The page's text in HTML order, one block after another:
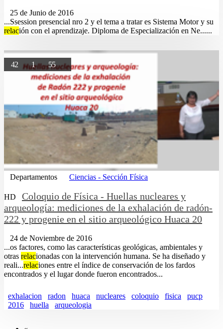
25 de Junio de 2016
...Ssession presencial nro 2 y el tema a tratar es Sistema Motor y su
relación con el aprendizaje. Diploma de Especialización en Ne......
42 155
Departamentos Ciencias - Sección Física
HD
Coloquio de Física - Huellas nucleares y
arqueología: mediciones de la exhalación de radón-
222 y progenie en el sitio arqueológico Huaca 20
24 de Noviembre de 2016
...os factores, como las características geológicas, ambientales y
otras relacionadas con la intervención humana. Se ha diseñado y
reali...relaciones entre el índice de conservación de los fardos
encontrados y el lugar donde fueron encontrados...
exhalacion radon huaca nucleares coloquio fisica
pucp
2016
huella arqueologia